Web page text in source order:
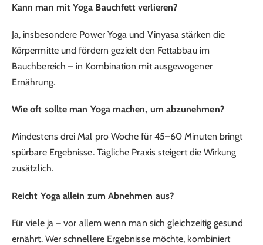
Kann man mit Yoga Bauchfett verlieren?
Ja, insbesondere Power Yoga und Vinyasa stärken die
Körpermitte und fördern gezielt den Fettabbau im
Bauchbereich – in Kombination mit ausgewogener
Ernährung.
Wie oft sollte man Yoga machen, um abzunehmen?
Mindestens drei Mal pro Woche für 45–60 Minuten bringt
spürbare Ergebnisse. Tägliche Praxis steigert die Wirkung
zusätzlich.
Reicht Yoga allein zum Abnehmen aus?
Für viele ja – vor allem wenn man sich gleichzeitig gesund
ernährt. Wer schnellere Ergebnisse möchte, kombiniert